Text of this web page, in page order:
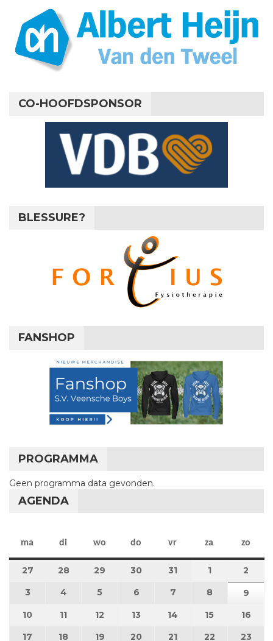
CO-HOOFDSPONSOR
BLESSURE?
FANSHOP
PROGRAMMA
Geen programma data gevonden.
AGENDA
ma maandag
di dinsdag
wo woensdag
do donderdag
vr vrijdag
za zaterdag
zo
27 27 juli 2026
28 28 juli 2026
29 29 juli 2026
30 30 juli 2026
31 31 juli 2026
11 augustus
2
3 3 augustus 2026
4 4 augustus 2026
5 5 augustus 2026
6 6 augustus 2026
7 7 augustus 2026
8 8 augustus
9
10 10 augustus 2026
11 11 augustus 2026
12 12 augustus 2026
13 13 augustus 2026
14 14 augustus 2026
15 15 16
17 17 augustus 2026
18 18 augustus 2026
19 19 augustus 2026
20 20 augustus 2026
21 21 augustus 2026
22 22 23